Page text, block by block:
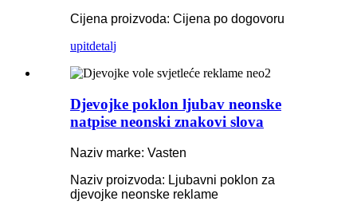
Cijena proizvoda: Cijena po dogovoru
upitdetalj
Djevojke poklon ljubav neonske
natpise neonski znakovi slova
Naziv marke: Vasten
Naziv proizvoda: Ljubavni poklon za
djevojke neonske reklame